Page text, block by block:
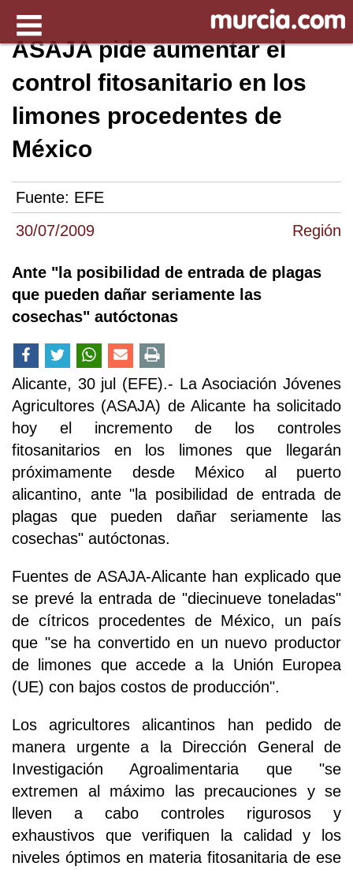
30/07/2009 Región
ASAJA pide aumentar el
control fitosanitario en los
limones procedentes de
México
Fuente: EFE
Ante "la posibilidad de entrada de plagas
que pueden dañar seriamente las
cosechas" autóctonas
Alicante, 30 jul (EFE).- La Asociación Jóvenes
Agricultores (ASAJA) de Alicante ha solicitado
hoy el incremento de los controles
fitosanitarios en los limones que llegarán
próximamente desde México al puerto
alicantino, ante "la posibilidad de entrada de
plagas que pueden dañar seriamente las
cosechas" autóctonas.
Fuentes de ASAJA-Alicante han explicado que
se prevé la entrada de "diecinueve toneladas"
de cítricos procedentes de México, un país
que "se ha convertido en un nuevo productor
de limones que accede a la Unión Europea
(UE) con bajos costos de producción".
Los agricultores alicantinos han pedido de
manera urgente a la Dirección General de
Investigación Agroalimentaria que "se
extremen al máximo las precauciones y se
lleven a cabo controles rigurosos y
exhaustivos que verifiquen la calidad y los
niveles óptimos en materia fitosanitaria de ese